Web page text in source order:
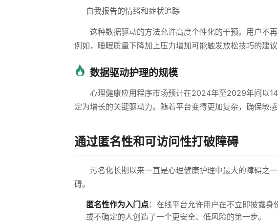
自我报告的情绪和症状追踪
这种数据驱动的方法允许高度个性化的干预。用户不
例如，睡眠质量下降加上压力增加可能触发放松技巧的建
数据驱动护理的规模
心理健康应用程序市场预计在2024年至2029年间以
定为增长的关键驱动力。随着平台变得更加复杂，确保敏
通过匿名性和可访问性打破障碍
污名化长期以来一直是心理健康护理中最大的障碍之
碍。
匿名性作为入门点：在线平台允许用户在不立即披露
或不确定的人创造了一个更安全、低风险的第一步。